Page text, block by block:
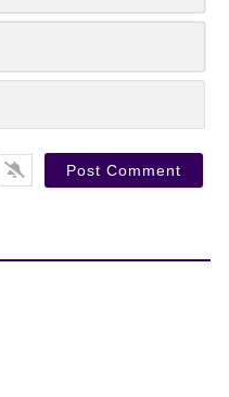
m
a
l